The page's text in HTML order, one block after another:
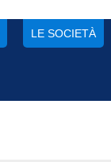
LE SOCIETÀ